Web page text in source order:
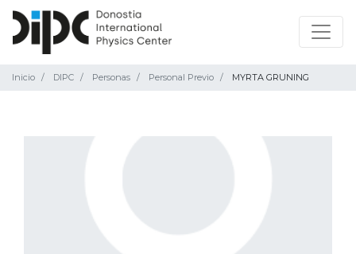
Inicio DIPC Personas Personal Previo MYRTA GRUNING